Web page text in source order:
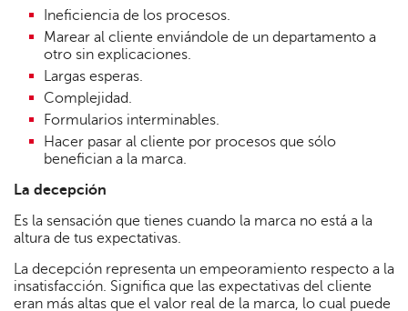
Ineficiencia de los procesos.
Marear al cliente enviándole de un departamento a
otro sin explicaciones.
Largas esperas.
Complejidad.
Formularios interminables.
Hacer pasar al cliente por procesos que sólo
benefician a la marca.
La decepción
Es la sensación que tienes cuando la marca no está a la
altura de tus expectativas.
La decepción representa un empeoramiento respecto a la
insatisfacción. Significa que las expectativas del cliente
eran más altas que el valor real de la marca, lo cual puede